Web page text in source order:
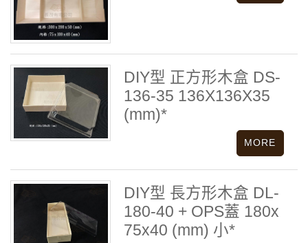
DIY型 正方形木盒 DS-
136-35 136X136X35
(mm)*
DIY型 長方形木盒 DL-
180-40 + OPS蓋 180x
75x40 (mm) 小*